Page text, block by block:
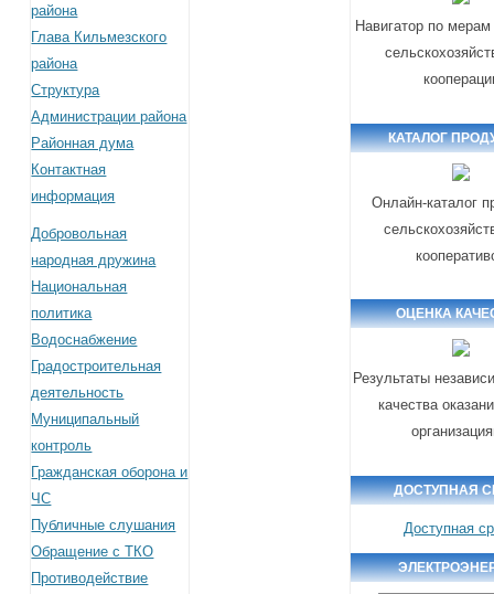
района
Глава Кильмезского
района
Структура
Администрации района
Районная дума
Контактная
информация
Добровольная
народная дружина
Национальная
политика
Водоснабжение
Градостроительная
деятельность
Муниципальный
контроль
Гражданская оборона и
ЧС
Публичные слушания
Обращение с ТКО
Противодействие
Навигатор по
КАТАЛОГ
Онлайн-каталог
ОЦЕНКА
Результаты
качества
ДОСТУПНАЯ
Доступная